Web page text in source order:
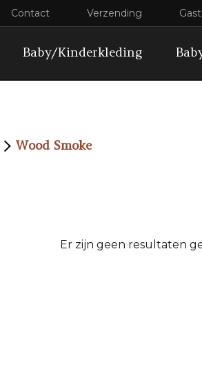
Contact Verzending
Baby/Kinderkleding
Wood Smoke
Er zijn geen resultaten